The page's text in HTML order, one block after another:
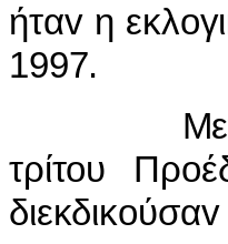
ήταv η εκλo
1997.
Μετά
τρίτoυ Πρo
διεκδικoύσαv